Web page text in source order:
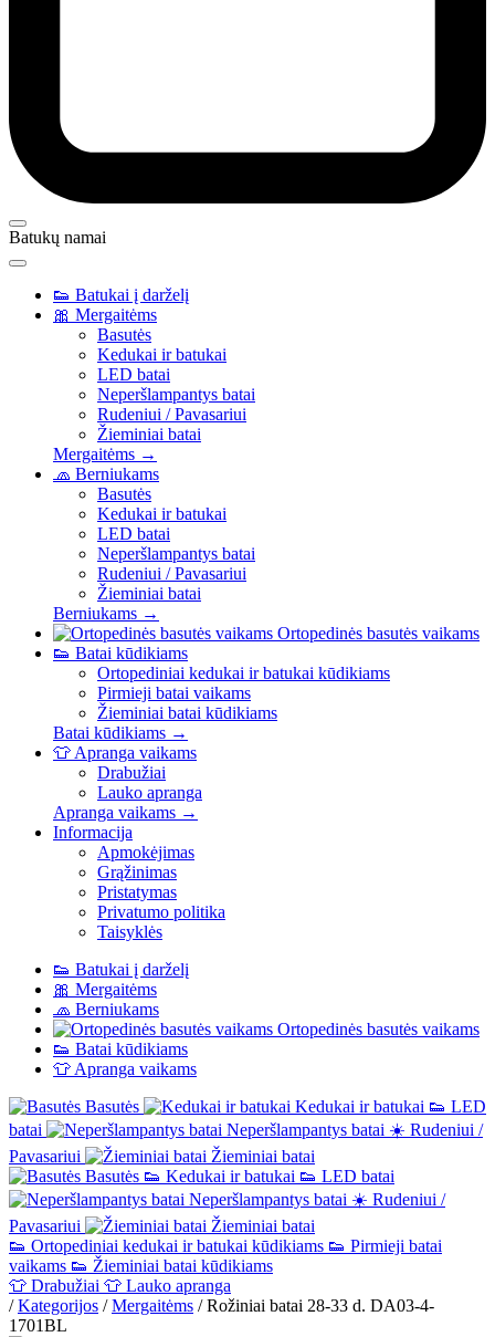
Batukų namai
👟 Batukai į darželį
🎀 Mergaitėms
Basutės
Kedukai ir batukai
LED batai
Neperšlampantys batai
Rudeniui / Pavasariui
Žieminiai batai
Mergaitėms →
🧢 Berniukams
Basutės
Kedukai ir batukai
LED batai
Neperšlampantys batai
Rudeniui / Pavasariui
Žieminiai batai
Berniukams →
Ortopedinės basutės vaikams
👟 Batai kūdikiams
Ortopediniai kedukai ir batukai kūdikiams
Pirmieji batai vaikams
Žieminiai batai kūdikiams
Batai kūdikiams →
👕Apranga vaikams
Drabužiai
Lauko apranga
Apranga vaikams →
Informacija
Apmokėjimas
Grąžinimas
Pristatymas
Privatumo politika
Taisyklės
👟 Batukai į darželį
🎀 Mergaitėms
🧢 Berniukams
Ortopedinės basutės vaikams
👟 Batai kūdikiams
👕Apranga vaikams
Basutės
Kedukai ir batukai 👟 LED
batai
Neperšlampantys batai ☀️ Rudeniui /
Pavasariui
Žieminiai batai
Basutės 👟 Kedukai ir batukai 👟 LED batai
Neperšlampantys batai ☀️ Rudeniui /
Pavasariui
Žieminiai batai
👟 Ortopediniai kedukai ir batukai kūdikiams 👟 Pirmieji batai
vaikams 👟 Žieminiai batai kūdikiams
👕 Drabužiai 👕 Lauko apranga
/ Kategorijos / Mergaitėms / Rožiniai batai 28-33 d. DA03-4-
1701BL